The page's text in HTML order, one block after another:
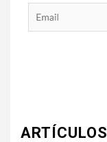
ARTÍCULOS